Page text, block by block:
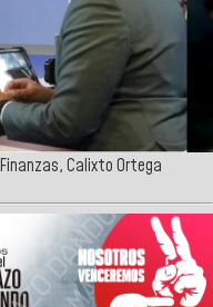
Calixto Ortega